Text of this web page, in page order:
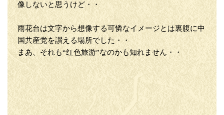
像しないと思うけど・・
雨花台は文字から想像する可憐なイメージとは裏腹に中
国共産党を讃える場所でした・・
まあ、それも“红色旅游”なのかも知れません・・